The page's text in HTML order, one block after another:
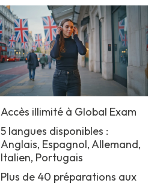
Accès illimité à Global Exam
5 langues disponibles :
Anglais, Espagnol, Allemand,
Italien, Portugais
Plus de 40 préparations aux